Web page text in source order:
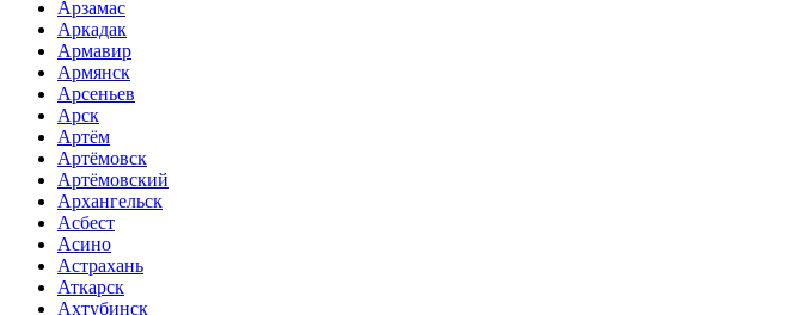
Арзамас
Аркадак
Армавир
Армянск
Арсеньев
Арск
Артём
Артёмовск
Артёмовский
Архангельск
Асбест
Асино
Астрахань
Аткарск
Ахтубинск